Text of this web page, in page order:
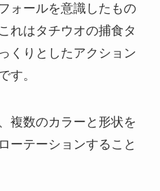
ォールを意識したもの
れはタチウオの捕食タ
くりとしたアクション
す。
複数のカラーと形状を
ーテーションすること